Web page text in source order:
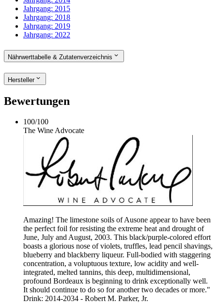
Jahrgang: 2015
Jahrgang: 2018
Jahrgang: 2019
Jahrgang: 2022
Nährwerttabelle & Zutatenverzeichnis
Hersteller
Bewertungen
100/100
The Wine Advocate
Amazing! The limestone soils of Ausone appear to have been
the perfect foil for resisting the extreme heat and drought of
June, July and August, 2003. This black/purple-colored effort
boasts a glorious nose of violets, truffles, lead pencil shavings,
blueberry and blackberry liqueur. Full-bodied with staggering
concentration, a voluptuous texture, low acidity and well-
integrated, melted tannins, this deep, multidimensional,
profound Bordeaux is beginning to drink exceptionally well.
It should continue to do so for another two decades or more."
Drink: 2014-2034 - Robert M. Parker, Jr.